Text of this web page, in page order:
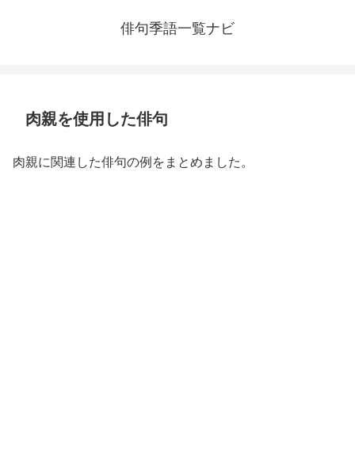
俳句季語一覧ナビ
肉親を使用した俳句
肉親に関連した俳句の例をまとめました。